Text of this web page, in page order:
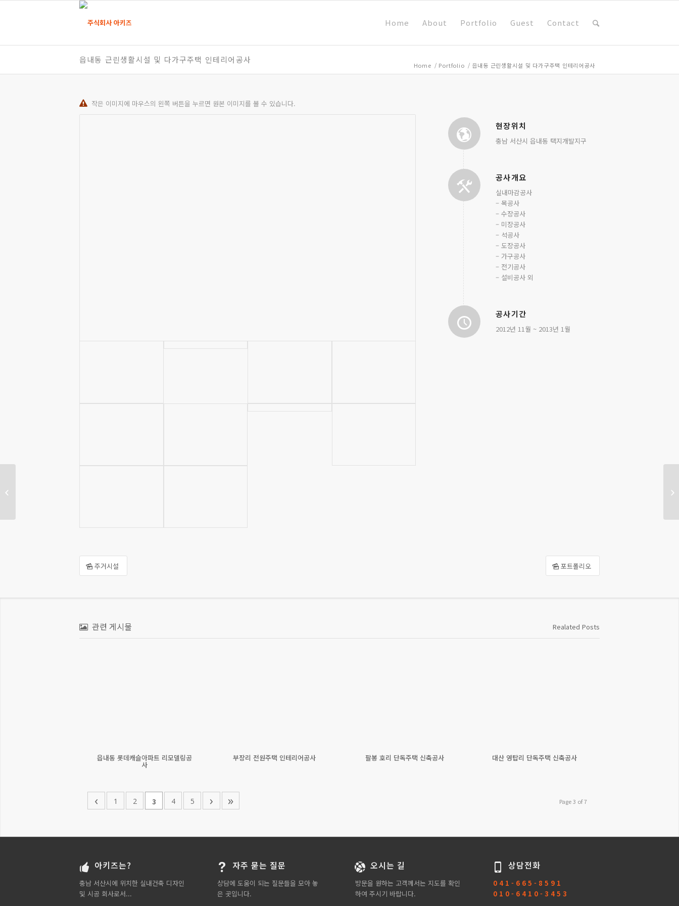
Home About Portfolio Guest Contact
읍내동 근린생활시설 및 다가구주택 인테리어공사
Home / Portfolio / 읍내동 근린생활시설 및 다가구주택 인테리어공사
작은 이미지에 마우스의 왼쪽 버튼을 누르면 원본 이미지를 볼 수 있습니다.
현장위치
충남 서산시 읍내동 택지개발지구
공사개요
실내마감공사
– 목공사
– 수장공사
– 미장공사
– 석공사
– 도장공사
– 가구공사
– 전기공사
– 설비공사 외
공사기간
2012년 11월 ~ 2013년 1월
주거시설 포트폴리오
관련 게시물 Realated Posts
읍내동 롯데캐슬아파트 리모델링공
사
부장리 전원주택 인테리어공사 팔봉 호리 단독주택 신축공사 대산 영탑리 단독주택 신축공사
Page 3 of 7
‹ 1 2 3 4 5 › »
아키즈는?
충남 서산시에 위치한 실내건축 디자인
및 시공 회사로서...
자주 묻는 질문
상담에 도움이 되는 질문들을 모아 놓
은 곳입니다.
오시는 길
방문을 원하는 고객께서는 지도를 확인
하여 주시기 바랍니다.
상담전화
0 4 1 - 6 6 5 - 8 5 9 1
0 1 0 - 6 4 1 0 - 3 4 5 3